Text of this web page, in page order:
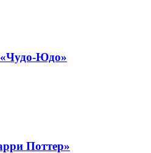
Юдо»
Поттер»